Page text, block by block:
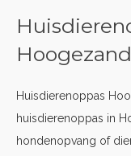
Hoogezand
Huisdierenoppas
huisdierenoppas in
hondenopvang of